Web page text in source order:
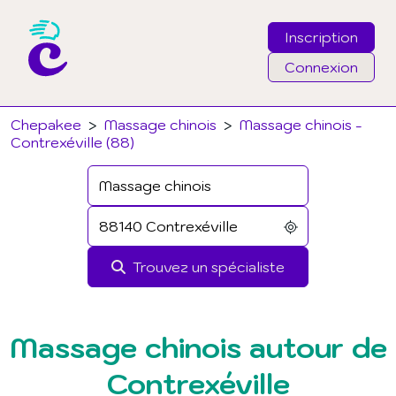
Inscription
Connexion
Chepakee > Massage chinois > Massage chinois -
Contrexéville (88)
Trouvez un spécialiste
Email
Mot de passe
J'ai oublié mon mot de passe
Connexion
Massage chinois autour de
Contrexéville